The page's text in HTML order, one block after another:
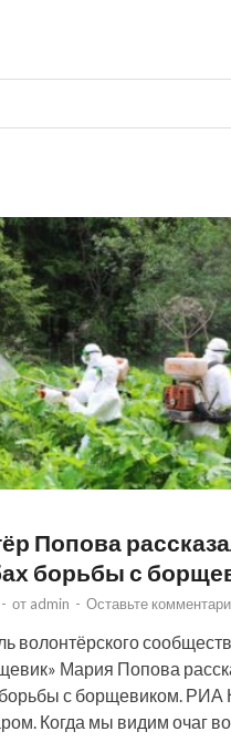
Попова
борьбы с
- от admin - Оставьте
волонтёрского
Мария Попова
с борщевиком. РИА
Когда мы видим очаг